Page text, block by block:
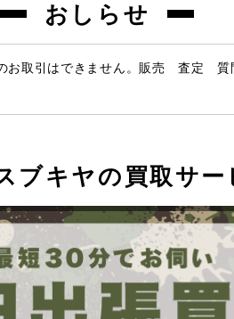
おしらせ
お取引はできません。販売 査定 質
ブキヤの買取サー